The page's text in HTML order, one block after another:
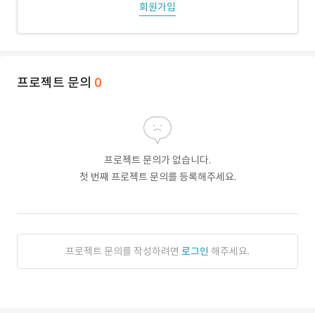
회원가입
프로젝트 문의 0
프로젝트 문의가 없습니다.
첫 번째 프로젝트 문의를 등록해주세요.
프로젝트 문의를 작성하려면 로그인 해주세요.